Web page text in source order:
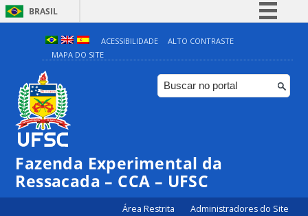
BRASIL
Simplifique!
Comunica BR
Participe
ACESSIBILIDADE
ALTO CONTRASTE
MAPA DO SITE
Fazenda Experimental da
Ressacada – CCA – UFSC
Área Restrita Administradores do Site